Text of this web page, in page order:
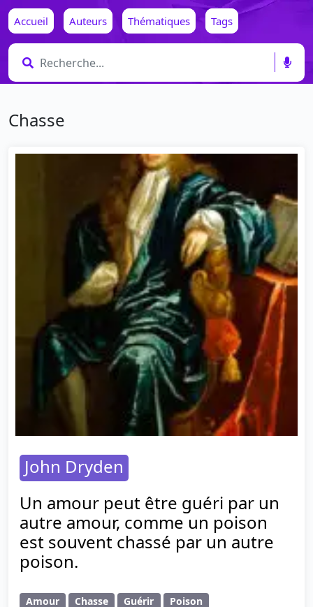
Accueil Auteurs Thématiques Tags
Chasse
John Dryden
Un amour peut être guéri par un
autre amour, comme un poison
est souvent chassé par un autre
poison.
Amour Chasse Guérir Poison